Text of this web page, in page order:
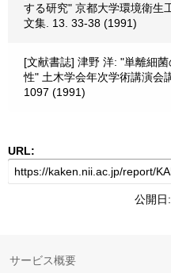
する研究" 京都大学環境衛生
文集. 13. 33-38 (1991)
[文献書誌] 津野 洋: "単離細
性" 土木学会年次学術講演会
1097 (1991)
URL:
公開
サービス概要